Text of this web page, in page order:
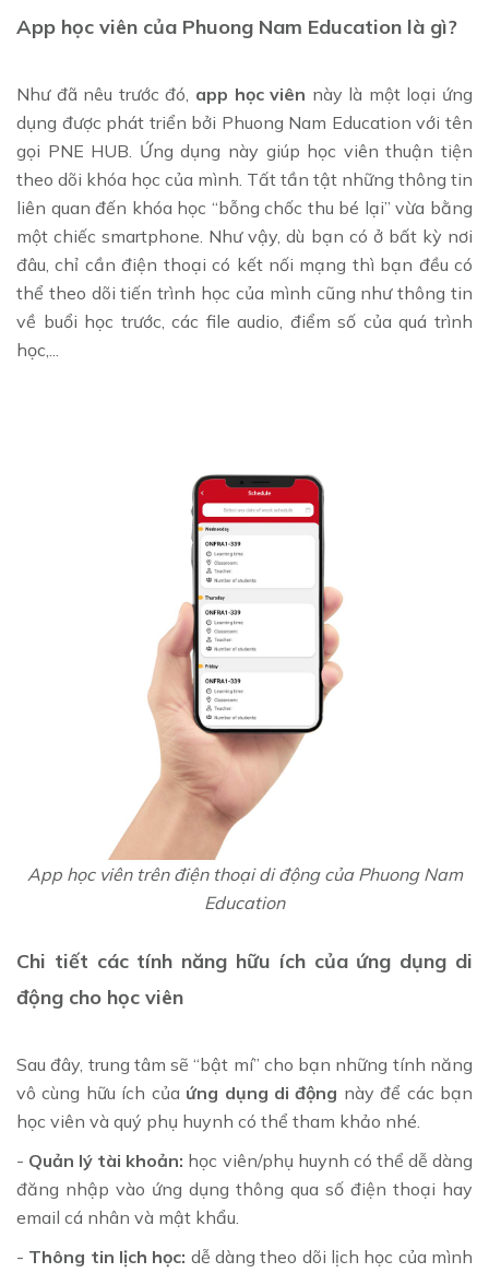
App học viên của Phuong Nam Education là gì?
Như đã nêu trước đó, app học viên này là một loại ứng
dụng được phát triển bởi Phuong Nam Education với tên
gọi PNE HUB. Ứng dụng này giúp học viên thuận tiện
theo dõi khóa học của mình. Tất tần tật những thông tin
liên quan đến khóa học “bỗng chốc thu bé lại” vừa bằng
một chiếc smartphone. Như vậy, dù bạn có ở bất kỳ nơi
đâu, chỉ cần điện thoại có kết nối mạng thì bạn đều có
thể theo dõi tiến trình học của mình cũng như thông tin
về buổi học trước, các file audio, điểm số của quá trình
học,...
App học viên trên điện thoại di động của Phuong Nam
Education
Chi tiết các tính năng hữu ích của ứng dụng di
động cho học viên
Sau đây, trung tâm sẽ “bật mí” cho bạn những tính năng
vô cùng hữu ích của ứng dụng di động này để các bạn
học viên và quý phụ huynh có thể tham khảo nhé.
- Quản lý tài khoản: học viên/phụ huynh có thể dễ dàng
đăng nhập vào ứng dụng thông qua số điện thoại hay
email cá nhân và mật khẩu.
- Thông tin lịch học: dễ dàng theo dõi lịch học của mình